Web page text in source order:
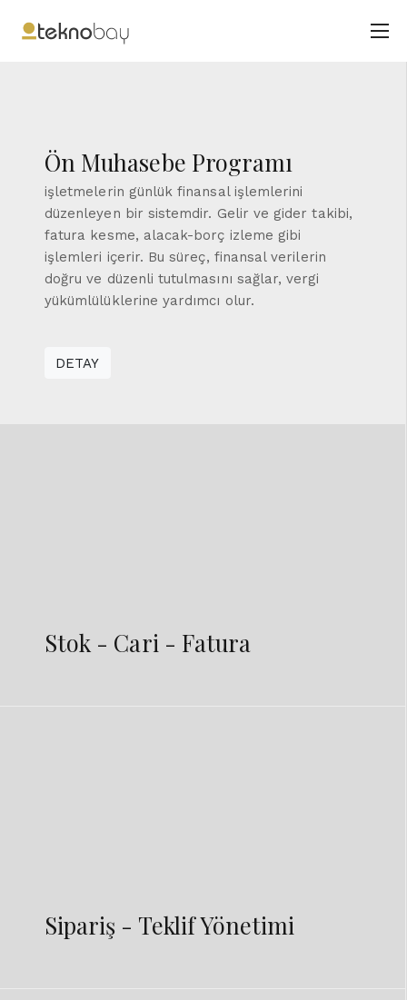
Ön Muhasebe Programı
işletmelerin günlük finansal işlemlerini
düzenleyen bir sistemdir. Gelir ve gider takibi,
fatura kesme, alacak-borç izleme gibi
işlemleri içerir. Bu süreç, finansal verilerin
doğru ve düzenli tutulmasını sağlar, vergi
yükümlülüklerine yardımcı olur.
DETAY
Stok - Cari - Fatura
Sipariş - Teklif Yönetimi